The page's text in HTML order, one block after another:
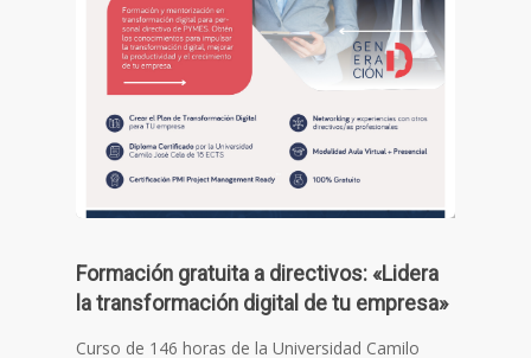
Formación gratuita a directivos: «Lidera
la transformación digital de tu empresa»
Curso de 146 horas de la Universidad Camilo